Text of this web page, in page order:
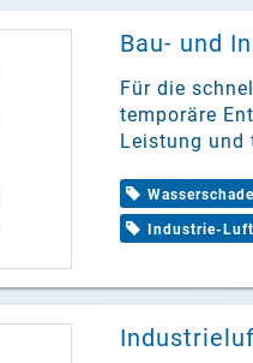
Bau- und
Für die
temporäre
Leistung und
Industrie-